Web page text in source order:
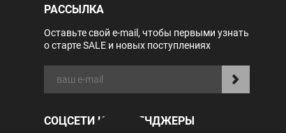
РАССЫЛКА
Оставьте свой e-mail, чтобы первыми узнать
о старте SALE и новых поступлениях
СОЦСЕТИ И МЕССЕНДЖЕРЫ